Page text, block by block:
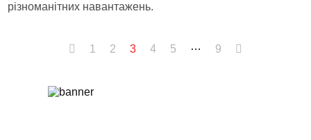
різноманітних навантажень.
1 2 3 4 5 … 9